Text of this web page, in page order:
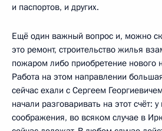
и паспортов, и других.
Ещё один важный вопрос и, можно
это ремонт, строительство жилья
пожаром либо приобретение нового
Работа на этом направлении
сейчас ехали с Сергеем
начали разговаривать на этот счёт: у
соображения, во всяком случае в